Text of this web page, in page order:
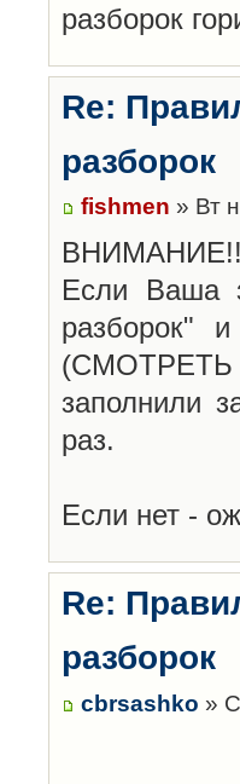
разборок
Re:
разборок
fishmen » Вт
Если Ваша
разборок"
заполнили
раз.
Если нет -
Re:
разборок
cbrsashko »